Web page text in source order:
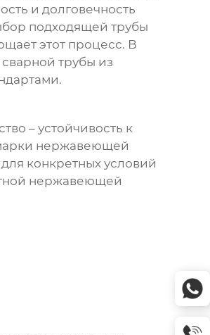
и долговечность
подходящей трубы
этот процесс. В
трубы из
– устойчивость к
нержавеющей
конкретных условий
нержавеющей